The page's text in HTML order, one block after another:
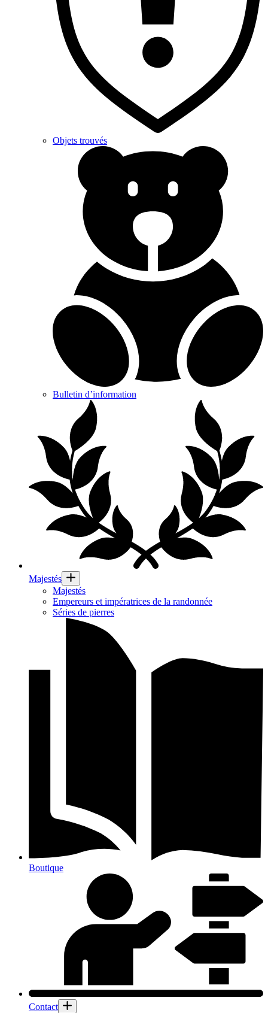
Objets trouvés
Bulletin d’information
Majestés
Majestés
Empereurs et impératrices de la randonnée
Séries de pierres
Boutique
Contact